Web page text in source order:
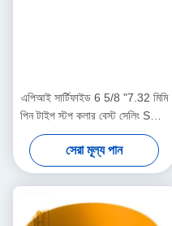
এপিআই সার্টিফাইড 6 5/8 "7.32 মিমি
পিন টাইপ স্টপ কলার বেস্ট সেলিং SWS
হাই কার্বন স্টিল মুভমেন্ট লিমিটার কেসিং
সেন্ট্রালাইজারের জন্য
সেরা মূল্য পান